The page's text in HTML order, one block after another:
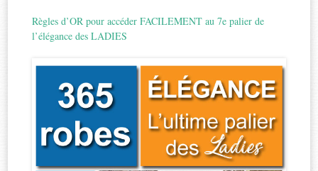
Règles d’OR pour accéder FACILEMENT au 7e palier de
l’élégance des LADIES